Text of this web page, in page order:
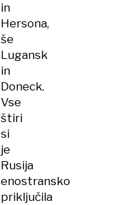
in
Hersona,
še
Lugansk
in
Doneck.
Vse
štiri
si
je
Rusija
enostransko
priključila